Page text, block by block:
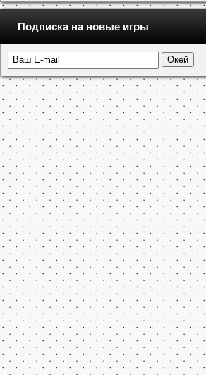
Подписка на новые игры